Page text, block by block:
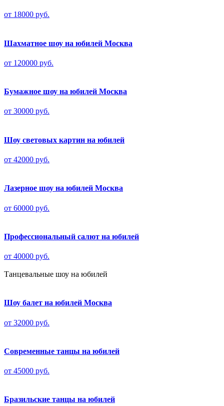
от 18000 руб.
Шахматное шоу на юбилей Москва
от 120000 руб.
Бумажное шоу на юбилей Москва
от 30000 руб.
Шоу световых картин на юбилей
от 42000 руб.
Лазерное шоу на юбилей Москва
от 60000 руб.
Профессиональный салют на юбилей
от 40000 руб.
Танцевальные шоу на юбилей
Шоу балет на юбилей Москва
от 32000 руб.
Современные танцы на юбилей
от 45000 руб.
Бразильские танцы на юбилей